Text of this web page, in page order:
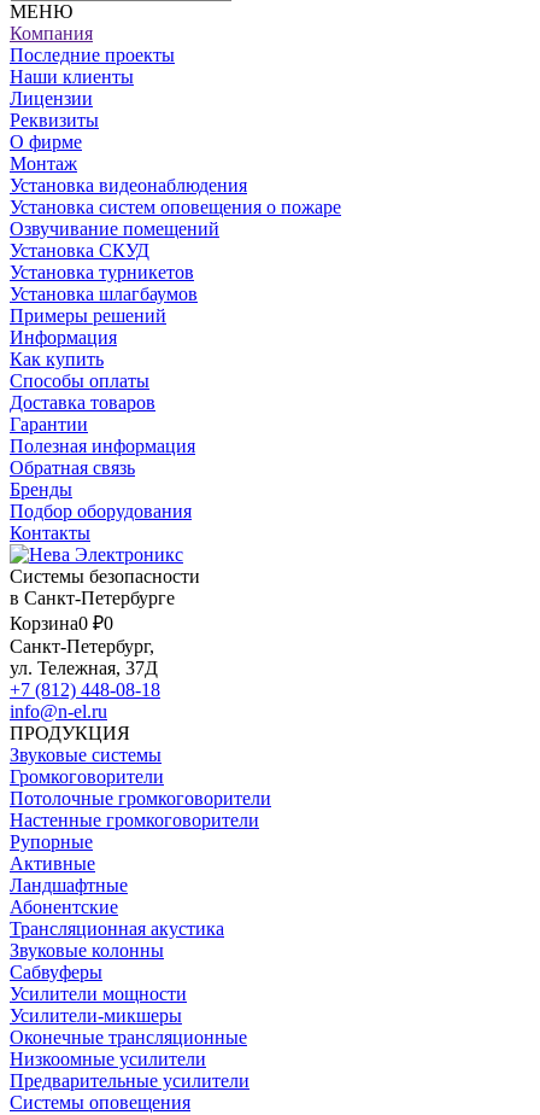
МЕНЮ
Компания
Последние проекты
Наши клиенты
Лицензии
Реквизиты
О фирме
Монтаж
Установка видеонаблюдения
Установка систем оповещения о пожаре
Озвучивание помещений
Установка СКУД
Установка турникетов
Установка шлагбаумов
Примеры решений
Информация
Как купить
Способы оплаты
Доставка товаров
Гарантии
Полезная информация
Обратная связь
Бренды
Подбор оборудования
Контакты
Системы безопасности
в Санкт-Петербурге
Корзина0 ₽0
Санкт-Петербург,
ул. Тележная, 37Д
+7 (812) 448-08-18
info@n-el.ru
ПРОДУКЦИЯ
Звуковые системы
Громкоговорители
Потолочные громкоговорители
Настенные громкоговорители
Рупорные
Активные
Ландшафтные
Абонентские
Трансляционная акустика
Звуковые колонны
Сабвуферы
Усилители мощности
Усилители-микшеры
Оконечные трансляционные
Низкоомные усилители
Предварительные усилители
Системы оповещения